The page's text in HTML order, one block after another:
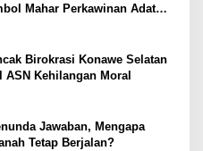
Mahar Perkawinan Adat
Wawonii
Birokrasi Konawe Selatan
Ketika Jenderal ASN Kehilangan Moral
Jawaban, Mengapa
Tetap Berjalan?